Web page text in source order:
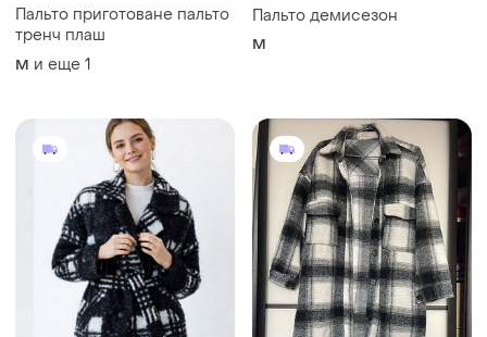
Пальто приготоване пальто
тренч плаш
M и еще 1
Пальто демисезон
M